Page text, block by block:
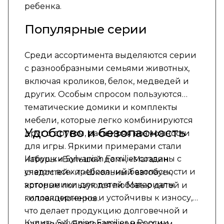
ребенка.
Популярные серии
Среди ассортимента выделяются серии
с разнообразными семьями животных,
включая кроликов, белок, медведей и
других. Особым спросом пользуются
тематические домики и комплекты
мебели, которые легко комбинируются
друг с другом, расширяя возможности
для игры. Яркими примерами стали
наборы «Большой дом», «Магазин
сладостей» и «Школьный автобус»,
которые пользуются любовью детей и
коллекционеров.
Удобство и безопасность
Игрушки Sylvanian Families созданы с
учетом всех требований безопасности и
эргономики для детей. Материалы
гипоаллергенны и устойчивы к износу,
что делает продукцию долговечной и